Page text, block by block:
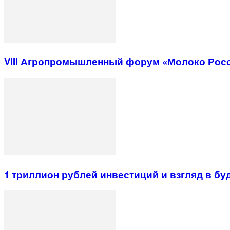
VIII Агропромышленный форум «Молоко
1 триллион рублей инвестиций и взгляд в